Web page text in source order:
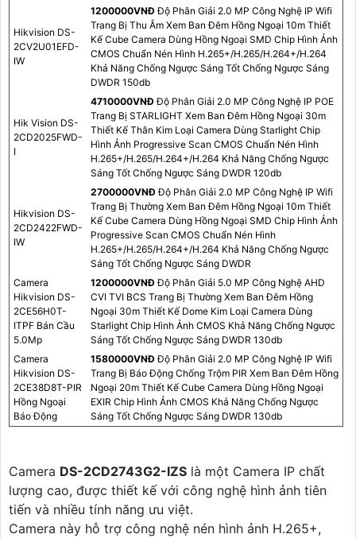
Hikvision DS-
2CV2U01EFD-
IW
1200000VNÐ Độ Phân Giải 2.0 MP Công Nghệ IP Wifi
Trang Bị Thu Âm Xem Ban Đêm Hồng Ngoại 10m Thiết
Kế Cube Camera Dùng Hồng Ngoại SMD Chip Hình Ảnh
CMOS Chuẩn Nén Hình H.265+/H.265/H.264+/H.264
Khả Năng Chống Ngược Sáng Tốt Chống Ngược Sáng
DWDR 150db
Hik Vision DS-
2CD2025FWD-
I
4710000VNÐ Độ Phân Giải 2.0 MP Công Nghệ IP POE
Trang Bị STARLIGHT Xem Ban Đêm Hồng Ngoại 30m
Thiết Kế Thân Kim Loại Camera Dùng Starlight Chip
Hình Ảnh Progressive Scan CMOS Chuẩn Nén Hình
H.265+/H.265/H.264+/H.264 Khả Năng Chống Ngược
Sáng Tốt Chống Ngược Sáng DWDR 120db
Hikvision DS-
2CD2422FWD-
IW
2700000VNÐ Độ Phân Giải 2.0 MP Công Nghệ IP Wifi
Trang Bị Thường Xem Ban Đêm Hồng Ngoại 10m Thiết
Kế Cube Camera Dùng Hồng Ngoại SMD Chip Hình Ảnh
Progressive Scan CMOS Chuẩn Nén Hình
H.265+/H.265/H.264+/H.264 Khả Năng Chống Ngược
Sáng Tốt Chống Ngược Sáng DWDR
Camera
Hikvision DS-
2CE56H0T-
ITPF Bán Cầu
5.0Mp
1200000VNÐ Độ Phân Giải 5.0 MP Công Nghệ AHD
CVI TVI BCS Trang Bị Thường Xem Ban Đêm Hồng
Ngoại 30m Thiết Kế Dome Kim Loại Camera Dùng
Starlight Chip Hình Ảnh CMOS Khả Năng Chống Ngược
Sáng Tốt Chống Ngược Sáng DWDR 130db
Camera
Hikvision DS-
2CE38D8T-PIR
Hồng Ngoại
Báo Động
1580000VNÐ Độ Phân Giải 2.0 MP Công Nghệ IP Wifi
Trang Bị Báo Động Chống Trộm PIR Xem Ban Đêm Hồng
Ngoại 20m Thiết Kế Cube Camera Dùng Hồng Ngoại
EXIR Chip Hình Ảnh CMOS Khả Năng Chống Ngược
Sáng Tốt Chống Ngược Sáng DWDR 130db
Camera DS-2CD2743G2-IZS là một Camera IP chất
lượng cao, được thiết kế với công nghệ hình ảnh tiên
tiến và nhiều tính năng ưu việt.
Camera này hỗ trợ công nghệ nén hình ảnh H.265+,